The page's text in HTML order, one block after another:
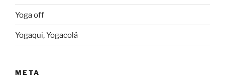
Yoga off
Yogaqui, Yogacolá
META